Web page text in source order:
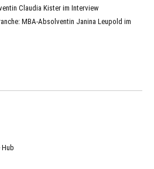
Claudia Kister im Interview
MBA-Absolventin Janina Leupold im